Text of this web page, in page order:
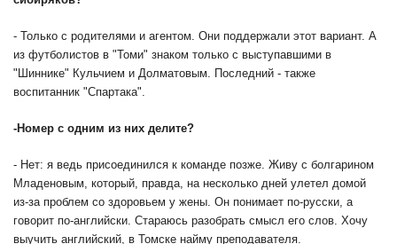
- Только с родителями и агентом. Они поддержали этот вариант. А
из футболистов в "Томи" знаком только с выступавшими в
"Шиннике" Кульчием и Долматовым. Последний - также
воспитанник "Спартака".
-Номер с одним из них делите?
- Нет: я ведь присоединился к команде позже. Живу с болгарином
Младеновым, который, правда, на несколько дней улетел домой
из-за проблем со здоровьем у жены. Он понимает по-русски, а
говорит по-английски. Стараюсь разобрать смысл его слов. Хочу
выучить английский, в Томске найму преподавателя.